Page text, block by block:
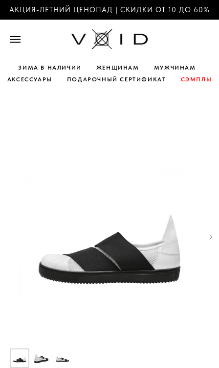
АКЦИЯ-ЛЕТНИЙ ЦЕНОПАД | СКИДКИ ОТ 10 ДО 60%
ЗИМА В НАЛИЧИИ ЖЕНЩИНАМ
МУЖЧИНАМ
АКСЕССУАРЫ
ПОДАРОЧНЫЙ СЕРТИФИКАТ СЭМПЛЫ